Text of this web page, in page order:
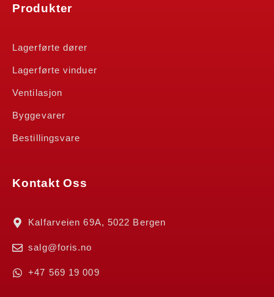
Produkter
Lagerførte dører
Lagerførte vinduer
Ventilasjon
Byggevarer
Bestillingsvare
Kontakt Oss
Kalfarveien 69A, 5022 Bergen
salg@foris.no
+47 569 19 009